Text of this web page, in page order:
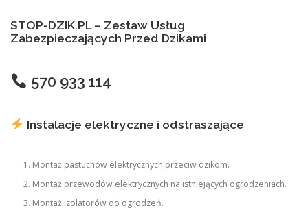
STOP-DZIK.PL – Zestaw Usług
Zabezpieczających Przed Dzikami
570 933 114
Instalacje elektryczne i odstraszające
Montaż pastuchów elektrycznych przeciw dzikom.
Montaż przewodów elektrycznych na istniejących ogrodzeniach.
Montaż izolatorów do ogrodzeń.